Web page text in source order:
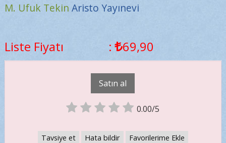
M. Ufuk Tekin Aristo Yayınevi
Liste Fiyatı : 69,90
Satın al
0.00/5
Tavsiye et Hata bildir Favorilerime Ekle